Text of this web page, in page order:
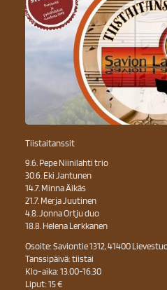
Tiistaitanssit
9.6. Pepe Niinilahti trio
30.6. Eki Jantunen
14.7. Minna Äikäs
21.7. Merja Juutinen
4.8. Jonna Ortju duo
18.8. Helena Lerkkanen
Osoite: Saviontie 1312, 41400
Tanssipäivä: tiistai
Klo-aika: 13.00-16.30
Liput: 15 €